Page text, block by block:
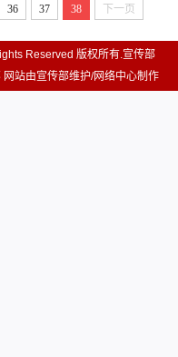
36 37 38 下一页
Reserved 版权所有.宣传部
站由宣传部维护/网络中心制作